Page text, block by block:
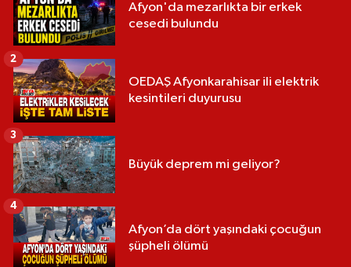
Afyon'da mezarlıkta bir erkek
cesedi bulundu
OEDAŞ Afyonkarahisar ili elektrik
kesintileri duyurusu
2
Büyük deprem mi geliyor?
3
Afyon’da dört yaşındaki çocuğun
şüpheli ölümü
4